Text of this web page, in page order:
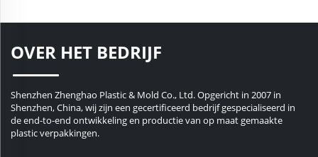
OVER HET BEDRIJF
Shenzhen Zhenghao Plastic & Mold Co., Ltd. Opgericht in 2007 in
Shenzhen, China, wij zijn een gecertificeerd bedrijf gespecialiseerd in
de end-to-end ontwikkeling en productie van op maat gemaakte
plastic verpakkingen.